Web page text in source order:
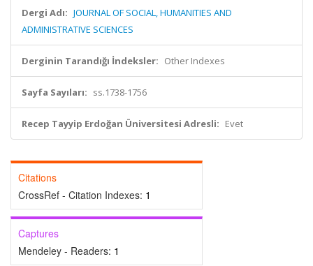
Dergi Adı: JOURNAL OF SOCIAL, HUMANITIES AND
ADMINISTRATIVE SCIENCES
Derginin Tarandığı İndeksler: Other Indexes
Sayfa Sayıları: ss.1738-1756
Recep Tayyip Erdoğan Üniversitesi Adresli: Evet
Citations
CrossRef - Citation Indexes: 1
Captures
Mendeley - Readers: 1